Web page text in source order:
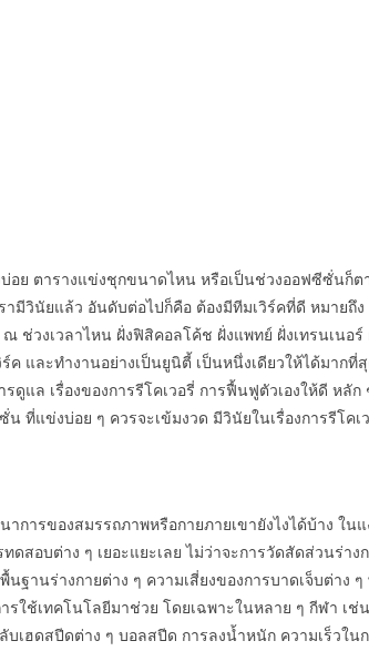
อย ตารางแข่งชุกขนาดไหน หรือเป็นช่วงออฟซีซั่นก็ต
มีวินัยแล้ว อันดับต่อไปก็คือ ต้องมีทีมเวิร์คที่ดี หมายถึง
ช่วงเวลาไหน ฝั่งฟิสิคอลโค้ช ฝั่งแพทย์ ฝั่งเทรนเนอร์
ค และทำงานอย่างเป็นยูนิตี้ เป็นหนึ่งเดียวให้ได้มากที่
ดูแล เรื่องของการรีโคเวอรี่ การฟื้นฟูตัวเองให้ดี หลัก
ที่แข่งบ่อย ๆ ควรจะเข้มงวด มีวินัยในเรื่องการรีโคเ
การของสมรรถภาพหรือกายภายเขายังไงได้บ้าง ในแ
สอบต่าง ๆ เยอะแยะเลย ไม่ว่าจะการวัดสัดส่วนร่าง
ฐานร่างกายต่าง ๆ ความเสี่ยงของการบาดเจ็บต่าง
ใช้เทคโนโลยีมาช่วย โดยเฉพาะในหลาย ๆ กีฬา เช่น
เฮดสปีดต่าง ๆ บอลสปีด การลงน้ำหนัก ความเร็วใน